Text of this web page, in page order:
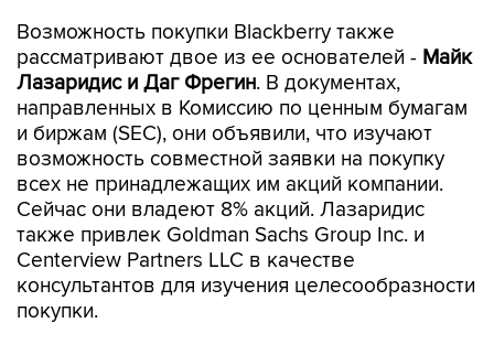
Возможность покупки Blackberry также
рассматривают двое из ее основателей - Майк
Лазаридис и Даг Фрегин. В документах,
направленных в Комиссию по ценным бумагам
и биржам (SEC), они объявили, что изучают
возможность совместной заявки на покупку
всех не принадлежащих им акций компании.
Сейчас они владеют 8% акций. Лазаридис
также привлек Goldman Sachs Group Inc. и
Centerview Partners LLC в качестве
консультантов для изучения целесообразности
покупки.